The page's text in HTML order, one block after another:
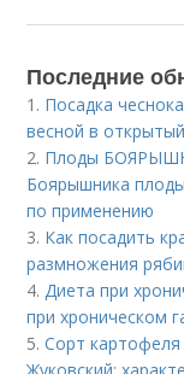
Последние
1. Посадка
весной в
2. Плоды
Боярышника
по применению
3. Как посадить
размножения
4. Диета при
при хроническом
5.Сорт
Жуковский: